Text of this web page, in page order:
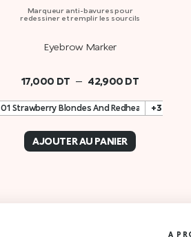
Marqueur anti-bavures pour
redessiner et remplir les sourcils
Eyebrow Marker
17,000 DT – 42,900 DT
01 Strawberry Blondes And Redheads +3
AJOUTER AU PANIER
A